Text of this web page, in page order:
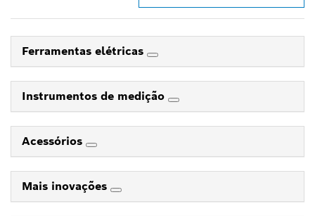
Ferramentas elétricas
Instrumentos de medição
Acessórios
Mais inovações